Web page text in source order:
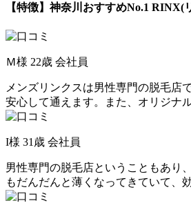
【特徴】神奈川おすすめNo.1 RINX(
Ｍ様 22歳 会社員
メンズリンクスは男性専門の脱毛店
安心して通えます。また、オリジナ
I様 31歳 会社員
男性専門の脱毛店ということもあり
もだんだんと薄くなってきていて、